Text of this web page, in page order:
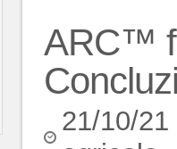
ARC™
21/10/